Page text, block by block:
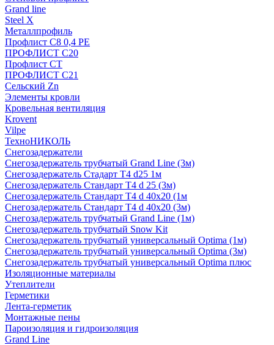
Grand line
Steel X
Металлпрофиль
Профлист С8 0,4 РЕ
ПРОФЛИСТ С20
Профлист СТ
ПРОФЛИСТ С21
Сельский Zn
Элементы кровли
Кровельная вентиляция
Krovent
Vilpe
ТехноНИКОЛЬ
Снегозадержатели
Снегозадержатель трубчатый Grand Line (3м)
Снегозадержатель Стадарт Т4 d25 1м
Снегозадержатель Стандарт Т4 d 25 (3м)
Снегозадержатель Стандарт Т4 d 40х20 (1м
Снегозадержатель Стандарт Т4 d 40х20 (3м)
Снегозадержатель трубчатый Grand Line (1м)
Снегозадержатель трубчатый Snow Kit
Снегозадержатель трубчатый универсальный Optima (1м)
Снегозадержатель трубчатый универсальный Optima (3м)
Снегозадержатель трубчатый универсальный Optima плюс
Изоляционные материалы
Утеплители
Герметики
Лента-герметик
Монтажные пены
Пароизоляция и гидроизоляция
Grand Line